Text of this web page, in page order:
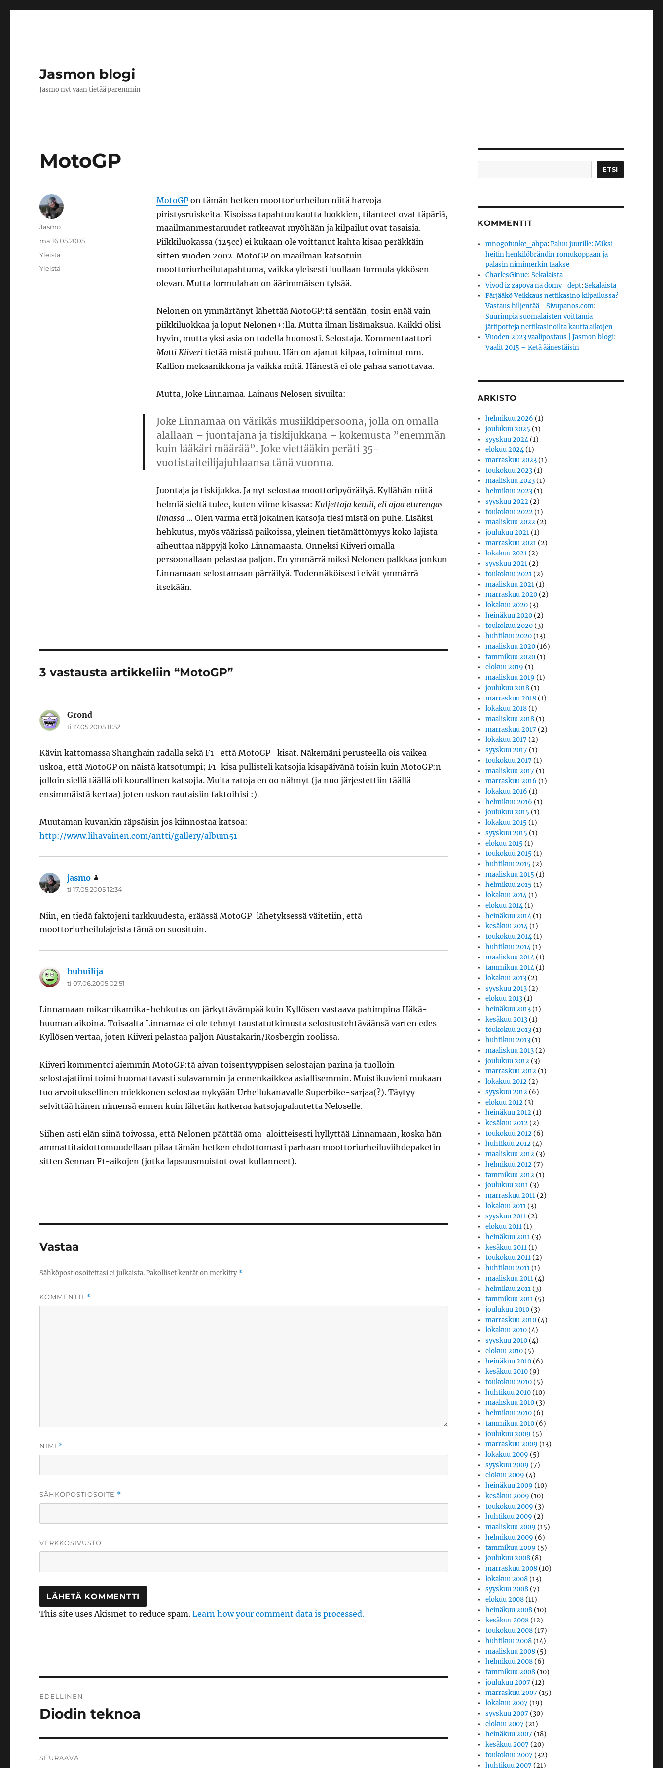
Jasmon blogi
Jasmo nyt vaan tietää paremmin
MotoGP
MotoGPon tämän hetken moottoriurheilun niitä harvoja
piristysruiskeita. Kisoissa tapahtuu kautta luokkien, tilanteet ovat täpäriä,
maailmanmestaruudet ratkeavat myöhään ja kilpailut ovat tasaisia.
Piikkiluokassa (125cc) ei kukaan ole voittanut kahta kisaa peräkkäin
sitten vuoden 2002. MotoGP on maailman katsotuin
moottoriurheilutapahtuma, vaikka yleisesti luullaan formula ykkösen
olevan. Mutta formulahan on äärimmäisen tylsää.
Nelonen on ymmärtänyt lähettää MotoGP:tä sentään, tosin enää vain
piikkiluokkaa ja loput Nelonen+:lla. Mutta ilman lisämaksua. Kaikki olisi
hyvin, mutta yksi asia on todella huonosti. Selostaja. Kommentaattori
Matti Kiiveritietää mistä puhuu. Hän on ajanut kilpaa, toiminut mm.
Kallion mekaanikkona ja vaikka mitä. Hänestä ei ole pahaa sanottavaa.
Mutta, Joke Linnamaa. Lainaus Nelosen sivuilta:
Joke Linnamaa on värikäs musiikkipersoona, jolla on omalla
alallaan – juontajana ja tiskijukkana – kokemusta ”enemmän
kuin lääkäri määrää”. Joke viettääkin peräti 35-
vuotistaiteilijajuhlaansa tänä vuonna.
Juontaja ja tiskijukka. Ja nyt selostaa moottoripyöräilyä. Kyllähän niitä
helmiä sieltä tulee, kuten viime kisassa: Kuljettaja keulii, eli ajaa eturengas
ilmassa… Olen varma että jokainen katsoja tiesi mistä on puhe. Lisäksi
hehkutus, myös väärissä paikoissa, yleinen tietämättömyys koko lajista
aiheuttaa näppyjä koko Linnamaasta. Onneksi Kiiveri omalla
persoonallaan pelastaa paljon. En ymmärrä miksi Nelonen palkkaa jonkun
Linnamaan selostamaan pärräilyä. Todennäköisesti eivät ymmärrä
itsekään.
Kirjoittaja
Jasmo
Julkaistu
ma 16.05.2005
Kategoriat
Yleistä
Avainsanat
Yleistä
3 vastausta artikkeliin “MotoGP”
Grond
ti 17.05.2005 11:52
Kävin kattomassa Shanghain radalla sekä F1- että MotoGP -kisat. Näkemäni perusteella ois vaikea
uskoa, että MotoGP on näistä katsotumpi; F1-kisa pullisteli katsojia kisapäivänä toisin kuin MotoGP:n
jolloin siellä täällä oli kourallinen katsojia. Muita ratoja en oo nähnyt (ja nuo järjestettiin täällä
ensimmäistä kertaa) joten uskon rautaisiin faktoihisi :).
Muutaman kuvankin räpsäisin jos kiinnostaa katsoa:
http://www.lihavainen.com/antti/gallery/album51
jasmo
ti 17.05.2005 12:34
Niin, en tiedä faktojeni tarkkuudesta, eräässä MotoGP-lähetyksessä väitetiin, että
moottoriurheilulajeista tämä on suosituin.
huhuilija
ti 07.06.2005 02:51
Linnamaan mikamikamika-hehkutus on järkyttävämpää kuin Kyllösen vastaava pahimpina Häkä-
huuman aikoina. Toisaalta Linnamaa ei ole tehnyt taustatutkimusta selostustehtäväänsä varten edes
Kyllösen vertaa, joten Kiiveri pelastaa paljon Mustakarin/Rosbergin roolissa.
Kiiveri kommentoi aiemmin MotoGP:tä aivan toisentyyppisen selostajan parina ja tuolloin
selostajatiimi toimi huomattavasti sulavammin ja ennenkaikkea asiallisemmin. Muistikuvieni mukaan
tuo arvoituksellinen miekkonen selostaa nykyään Urheilukanavalle Superbike-sarjaa(?). Täytyy
selvittää hänen nimensä ennen kuin lähetän katkeraa katsojapalautetta Neloselle.
Siihen asti elän siinä toivossa, että Nelonen päättää oma-aloitteisesti hyllyttää Linnamaan, koska hän
ammattitaidottomuudellaan pilaa tämän hetken ehdottomasti parhaan moottoriurheiluviihdepaketin
sitten Sennan F1-aikojen (jotka lapsuusmuistot ovat kullanneet).
Vastaa
Sähköpostiosoitettasi ei julkaista.Pakolliset kentät on merkitty*
KOMMENTTI *
NIMI *
SÄHKÖPOSTIOSOITE *
VERKKOSIVUSTO
This site uses Akismet to reduce spam.Learn how your comment data is processed.
selaus
EDELLINEN
Edellinen
Diodin teknoa
SEURAAVA
ETSI
KOMMENTIT
mnogofunkc_ahpa:Paluu juurille: Miksi
heitin henkilöbrändin romukoppaan ja
palasin nimimerkin taakse
CharlesGinue:Sekalaista
Vivod iz zapoya na domy_dept:Sekalaista
Pärjääkö Veikkaus nettikasino kilpailussa?
Vastaus hiljentää - Sivupanos.com:
Suurimpia suomalaisten voittamia
jättipotteja nettikasinoilta kautta aikojen
Vuoden 2023 vaalipostaus | Jasmon blogi:
Vaalit 2015 – Ketä äänestäisin
ARKISTO
helmikuu 2026 (1)
joulukuu 2025 (1)
syyskuu 2024(1)
elokuu 2024(1)
marraskuu 2023 (1)
toukokuu 2023 (1)
maaliskuu 2023 (1)
helmikuu 2023 (1)
syyskuu 2022 (2)
toukokuu 2022 (1)
maaliskuu 2022 (2)
joulukuu 2021 (1)
marraskuu 2021 (2)
lokakuu 2021 (2)
syyskuu 2021 (2)
toukokuu 2021 (2)
maaliskuu 2021 (1)
marraskuu 2020 (2)
lokakuu 2020 (3)
heinäkuu 2020 (2)
toukokuu 2020 (3)
huhtikuu 2020 (13)
maaliskuu 2020 (16)
tammikuu 2020 (1)
elokuu 2019 (1)
maaliskuu 2019 (1)
joulukuu 2018 (1)
marraskuu 2018 (1)
lokakuu 2018 (1)
maaliskuu 2018 (1)
marraskuu 2017 (2)
lokakuu 2017 (2)
syyskuu 2017 (1)
toukokuu 2017 (1)
maaliskuu 2017 (1)
marraskuu 2016 (1)
lokakuu 2016 (1)
helmikuu 2016 (1)
joulukuu 2015 (1)
lokakuu 2015 (1)
syyskuu 2015 (1)
elokuu 2015 (1)
toukokuu 2015 (1)
huhtikuu 2015 (2)
maaliskuu 2015 (1)
helmikuu 2015 (1)
lokakuu 2014(1)
elokuu 2014(1)
heinäkuu 2014(1)
kesäkuu 2014(1)
toukokuu 2014(1)
huhtikuu 2014(1)
maaliskuu 2014(1)
tammikuu 2014(1)
lokakuu 2013 (2)
syyskuu 2013 (2)
elokuu 2013 (1)
heinäkuu 2013 (1)
kesäkuu 2013 (1)
toukokuu 2013 (1)
huhtikuu 2013 (1)
maaliskuu 2013 (2)
joulukuu 2012 (3)
marraskuu 2012 (1)
lokakuu 2012 (2)
syyskuu 2012 (6)
elokuu 2012 (3)
heinäkuu 2012 (1)
kesäkuu 2012 (2)
toukokuu 2012 (6)
huhtikuu 2012 (4)
maaliskuu 2012 (3)
helmikuu 2012 (7)
tammikuu 2012 (1)
joulukuu 2011 (3)
marraskuu 2011 (2)
lokakuu 2011 (3)
syyskuu 2011 (2)
elokuu 2011 (1)
heinäkuu 2011 (3)
kesäkuu 2011 (1)
toukokuu 2011 (2)
huhtikuu 2011 (1)
maaliskuu 2011 (4)
helmikuu 2011 (3)
tammikuu 2011 (5)
joulukuu 2010 (3)
marraskuu 2010 (4)
lokakuu 2010 (4)
syyskuu 2010 (4)
elokuu 2010 (5)
heinäkuu 2010 (6)
kesäkuu 2010 (9)
toukokuu 2010 (5)
huhtikuu 2010 (10)
maaliskuu 2010 (3)
helmikuu 2010 (6)
tammikuu 2010 (6)
joulukuu 2009 (5)
marraskuu 2009 (13)
lokakuu 2009 (5)
syyskuu 2009 (7)
elokuu 2009 (4)
heinäkuu 2009 (10)
kesäkuu 2009 (10)
toukokuu 2009 (3)
huhtikuu 2009 (2)
maaliskuu 2009 (15)
helmikuu 2009 (6)
tammikuu 2009 (5)
joulukuu 2008 (8)
marraskuu 2008 (10)
lokakuu 2008 (13)
syyskuu 2008 (7)
elokuu 2008 (11)
heinäkuu 2008 (10)
kesäkuu 2008 (12)
toukokuu 2008 (17)
huhtikuu 2008 (14)
maaliskuu 2008 (5)
helmikuu 2008 (6)
tammikuu 2008 (10)
joulukuu 2007 (12)
marraskuu 2007 (15)
lokakuu 2007 (19)
syyskuu 2007 (30)
elokuu 2007 (21)
heinäkuu 2007 (18)
kesäkuu 2007 (20)
toukokuu 2007 (32)
huhtikuu 2007 (21)